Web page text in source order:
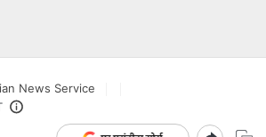
News Service